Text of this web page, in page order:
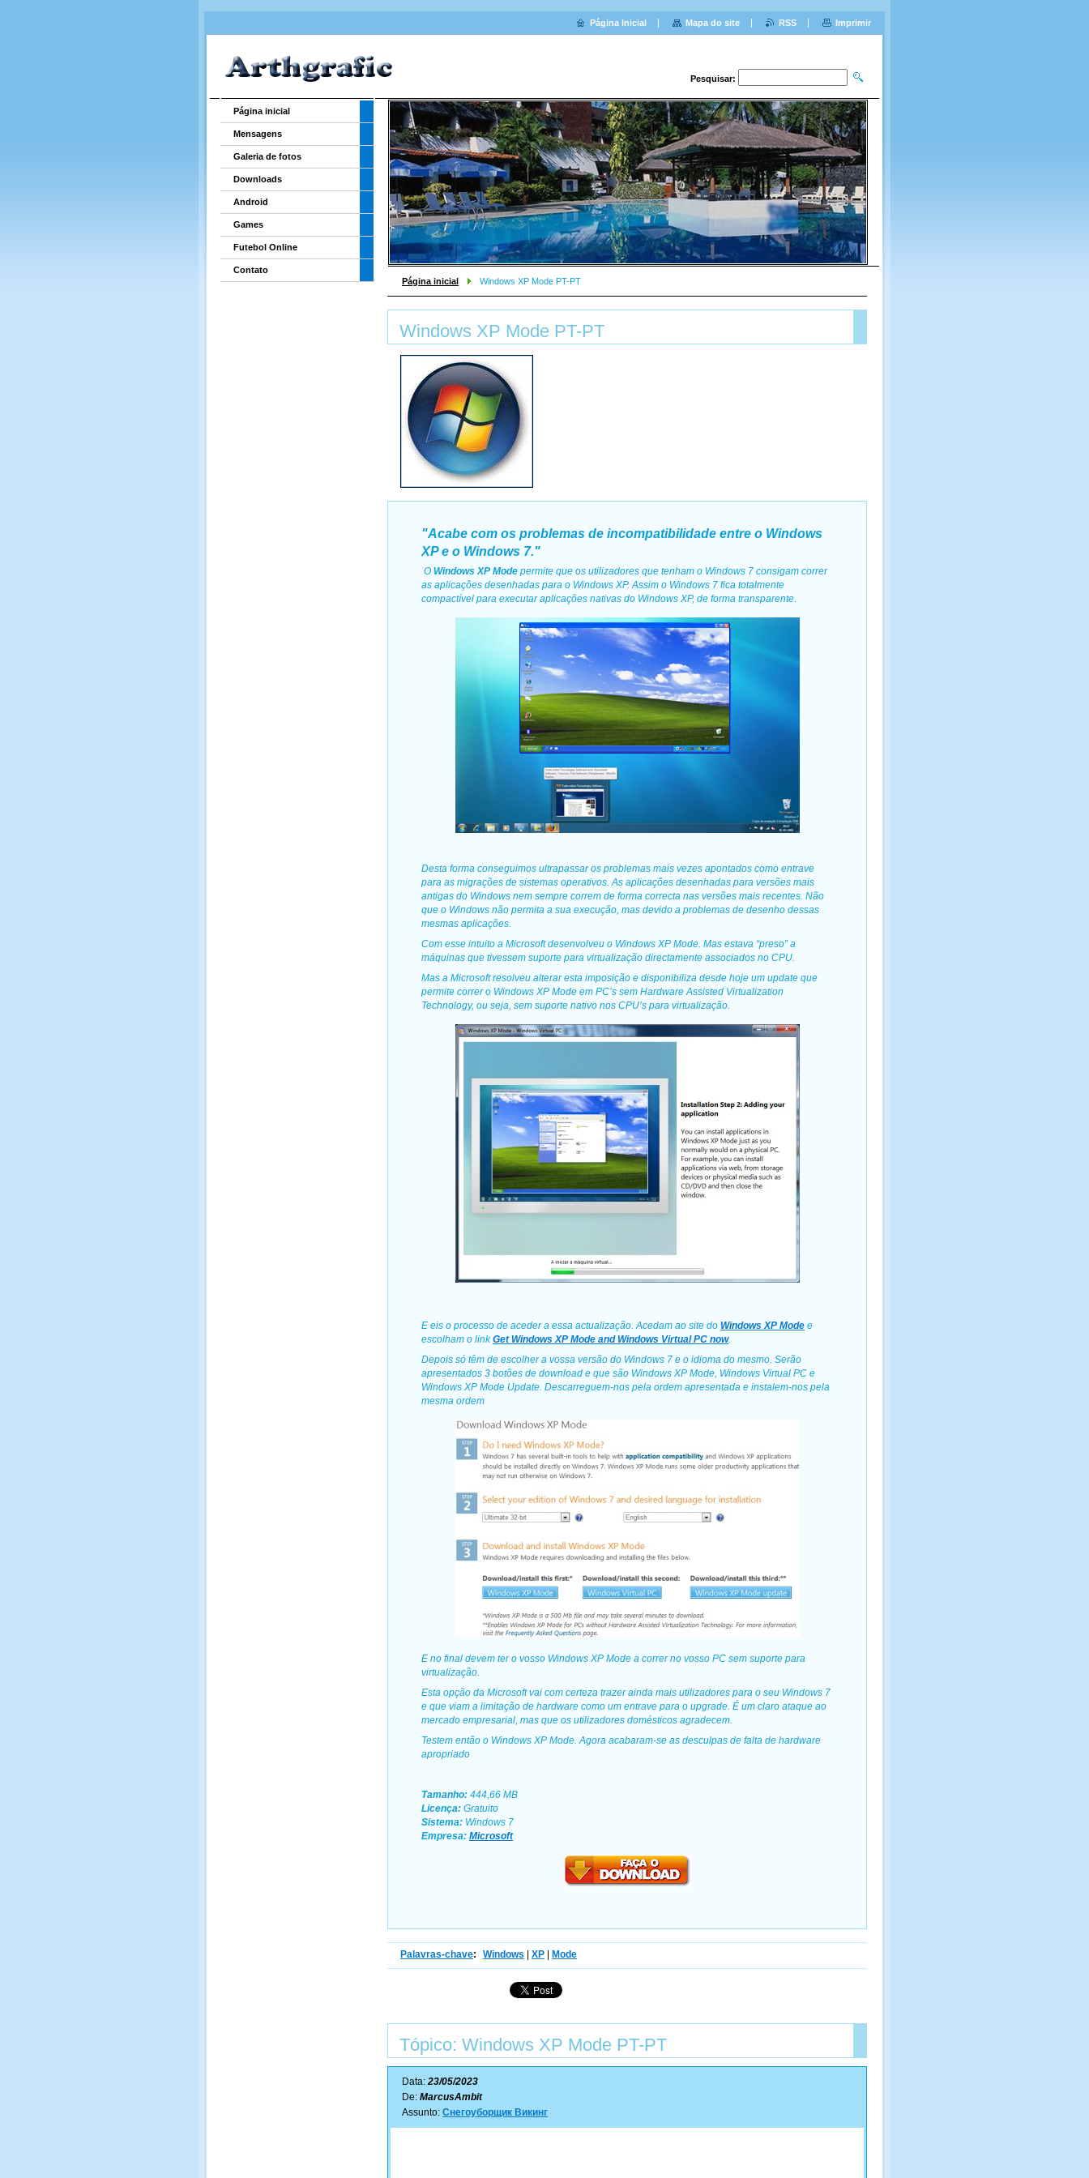
Pesquisar:
Página inicial Windows XP Mode PT-PT
Windows XP Mode PT-PT
"Acabe com os problemas de incompatibilidade entre o Windows
XP e o Windows 7."
O Windows XP Mode permite que os utilizadores que tenham o Windows 7 consigam correr
as aplicações desenhadas para o Windows XP. Assim o Windows 7 fica totalmente
compactível para executar aplicações nativas do Windows XP, de forma transparente.
Desta forma conseguimos ultrapassar os problemas mais vezes apontados como entrave
para as migrações de sistemas operativos. As aplicações desenhadas para versões mais
antigas do Windows nem sempre correm de forma correcta nas versões mais recentes. Não
que o Windows não permita a sua execução, mas devido a problemas de desenho dessas
mesmas aplicações.
Com esse intuito a Microsoft desenvolveu o Windows XP Mode. Mas estava “preso” a
máquinas que tivessem suporte para virtualização directamente associados no CPU.
Mas a Microsoft resolveu alterar esta imposição e disponibiliza desde hoje um update que
permite correr o Windows XP Mode em PC’s sem Hardware Assisted Virtualization
Technology, ou seja, sem suporte nativo nos CPU’s para virtualização.
E eis o processo de aceder a essa actualização. Acedam ao site do Windows XP Mode e
escolham o linkGet Windows XP Mode and Windows Virtual PC now.
Depois só têm de escolher a vossa versão do Windows 7 e o idioma do mesmo. Serão
apresentados 3 botões de download e que são Windows XP Mode, Windows Virtual PC e
Windows XP Mode Update. Descarreguem-nos pela ordem apresentada e instalem-nos pela
mesma ordem
E no final devem ter o vosso Windows XP Mode a correr no vosso PC sem suporte para
virtualização.
Esta opção da Microsoft vai com certeza trazer ainda mais utilizadores para o seu Windows 7
e que viam a limitação de hardware como um entrave para o upgrade. É um claro ataque ao
mercado empresarial, mas que os utilizadores domésticos agradecem.
Testem então o Windows XP Mode. Agora acabaram-se as desculpas de falta de hardware
apropriado
Tamanho: 444,66 MB
Licença: Gratuito
Sistema: Windows 7
Empresa: Microsoft
Palavras-chave: Windows XP Mode
Tópico: Windows XP Mode PT-PT
Data:23/05/2023
De: MarcusAmbit
Assunto: Снегоуборщик Викинг
Página inicial
Mensagens
Galeria de fotos
Downloads
Android
Games
Futebol Online
Contato
Página Inicial Mapa do site RSS Imprimir